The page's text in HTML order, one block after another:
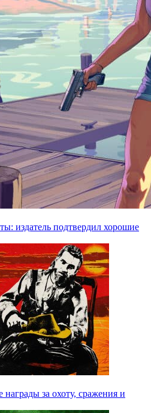
издатель подтвердил хорошие
за охоту, сражения и